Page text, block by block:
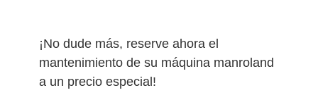
¡No dude más, reserve ahora el
mantenimiento de su máquina manroland
a un precio especial!